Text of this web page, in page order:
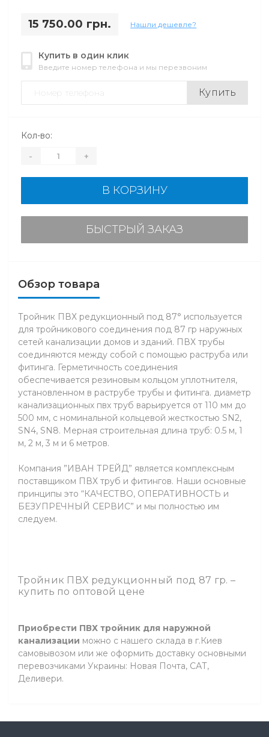
15 750.00 грн. Нашли дешевле?
Купить в один клик
Введите номер телефона и мы перезвоним
Купить
Кол-во:
- +
В КОРЗИНУ
БЫСТРЫЙ ЗАКАЗ
Обзор товара
Тройник ПВХ редукционный под 87° используется
для тройникового соединения под 87 гр наружных
сетей канализации домов и зданий. ПВХ трубы
соединяются между собой с помощью раструба или
фитинга. Герметичность соединения
обеспечивается резиновым кольцом уплотнителя,
установленном в раструбе трубы и фитинга. диаметр
канализационных пвх труб варьируется от 110 мм до
500 мм, с номинальной кольцевой жесткостью SN2,
SN4, SN8. Мерная строительная длина труб: 0.5 м, 1
м, 2 м, 3 м и 6 метров.
Компания ”ИВАН ТРЕЙД” является комплексным
поставщиком ПВХ труб и фитингов. Наши основные
принципы это “КАЧЕСТВО, ОПЕРАТИВНОСТЬ и
БЕЗУПРЕЧНЫЙ СЕРВИС” и мы полностью им
следуем.
Тройник ПВХ редукционный под 87 гр. –
купить по оптовой цене
Приобрести ПВХ тройник для наружной
канализации можно с нашего склада в г.Киев
самовывозом или же оформить доставку основными
перевозчиками Украины: Новая Почта, САТ,
Деливери.